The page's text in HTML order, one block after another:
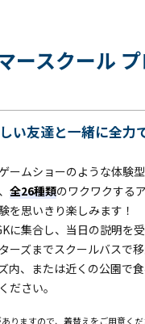
ースクール
い友達と一緒に全力
ームショーのような体験型
全26種類のワクワクする
を思いきり楽しみます！
に集合し、当日の説明を
ーズまでスクールバスで
内、または近くの公園で
ださい。
りますので、着替えをご用意く